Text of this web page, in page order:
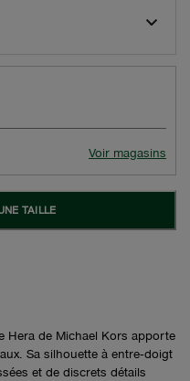
Voir magasins
TAILLE
Hera de Michael Kors apporte
Sa silhouette à entre‑doigt
et de discrets détails